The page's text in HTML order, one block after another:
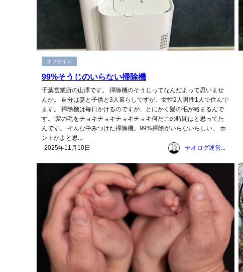
オフタイム
99%そうじのいらない掃除機
千葉営業所の山澤です。 掃除機のそうじってなんだよって思いませ
んか。 自分は妻と子供と3人暮らしですが、女性2人男性1人で住んで
ます。 掃除機は毎日かけるのですが、とにかく髪の毛が絡まるんで
す。 髪の毛をチョキチョキチョキチョキ何だこの時間はと思ってた
んです。 そんな中みつけた掃除機。99%掃除がいらないらしい。 ホ
ントかよと思...
2025年11月10日
テオログ運営チーム